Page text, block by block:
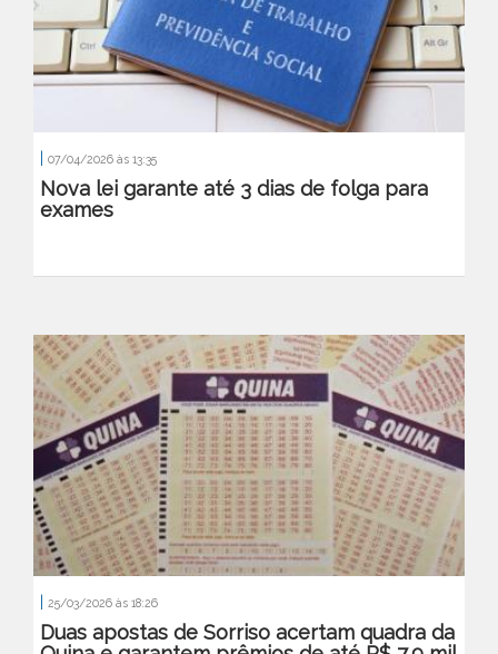
07/04/2026 às 13:35
Nova lei garante até 3 dias de folga para
exames
25/03/2026 às 18:26
Duas apostas de Sorriso acertam quadra da